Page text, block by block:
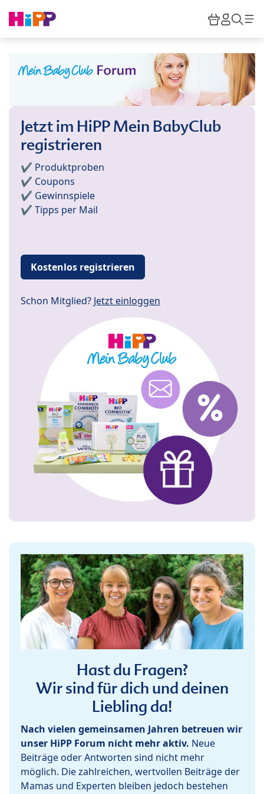
HiPP
Jetzt im HiPP Mein BabyClub
registrieren
✔️ Produktproben
✔️ Coupons
✔️ Gewinnspiele
✔️ Tipps per Mail
Kostenlos registrieren
Schon Mitglied? Jetzt einloggen
Hast du Fragen?
Wir sind für dich und deinen
Liebling da!
Nach vielen gemeinsamen Jahren betreuen wir
unser HiPP Forum nicht mehr aktiv. Neue
Beiträge oder Antworten sind nicht mehr
möglich. Die zahlreichen, wertvollen Beiträge der
Mamas und Experten bleiben jedoch bestehen